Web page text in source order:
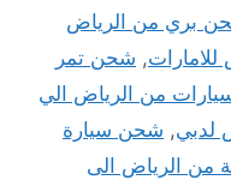
بري من الرياض
, شحن تمر
من الرياض الي
لدبي, شحن سيارة
الرياض الى